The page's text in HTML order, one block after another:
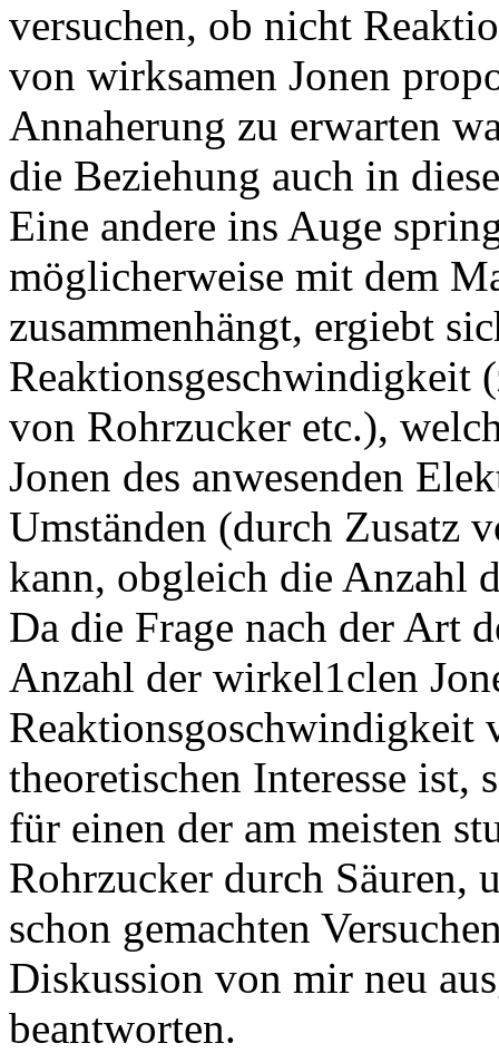
versuchen, ob nicht
von wirksamen Jonen
Annaherung zu erwarten
die Beziehung auch in
Eine andere ins Auge
möglicherweise mit dem
zusammenhängt, ergiebt
Reaktionsgeschwindigkeit
von Rohrzucker etc.),
Jonen des anwesenden
Umständen (durch Zusatz
kann, obgleich die Anzahl
Da die Frage nach der Art
Anzahl der wirkel1clen
Reaktionsgoschwindigkeit
theoretischen Interesse ist,
für einen der am meisten
Rohrzucker durch Säuren,
schon gemachten
Diskussion von mir neu
beantworten.